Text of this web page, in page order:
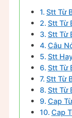
Stt Từ
Stt Từ
Stt Từ
Câu
Stt
Stt Từ
Stt Từ
Stt Từ
Cap
Cap